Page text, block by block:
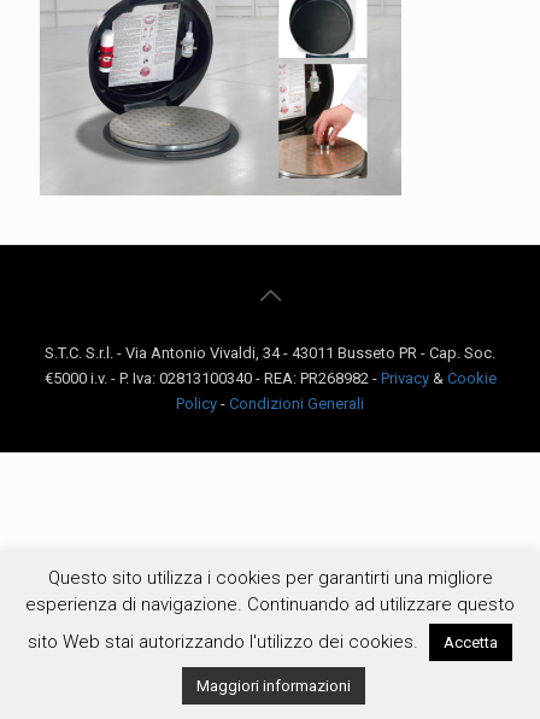
S.T.C. S.r.l. - Via Antonio Vivaldi, 34 - 43011 Busseto PR - Cap. Soc.
€5000 i.v. - P. Iva: 02813100340 - REA: PR268982 - Privacy& Cookie
Policy - Condizioni Generali
Questo sito utilizza i cookies per garantirti una migliore
esperienza di navigazione. Continuando ad utilizzare questo
sito Web stai autorizzando l'utilizzo dei cookies.
Accetta
Maggiori informazioni